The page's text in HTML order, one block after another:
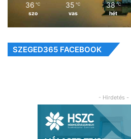
36 ℃
szo
35 ℃
vas
38 ℃
hét
SZEGED365 FACEBOOK
- Hirdetés -